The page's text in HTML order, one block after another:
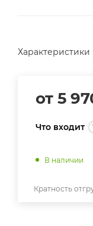
Характеристики
от 5
Что входит
В наличии
Кратность